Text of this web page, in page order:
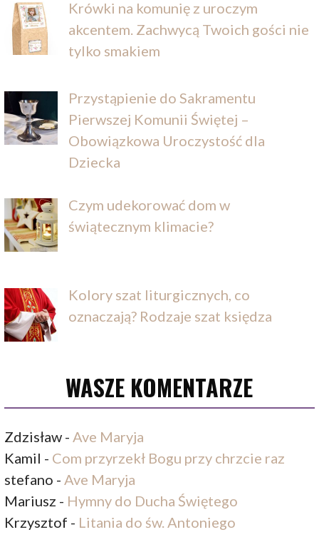
Krówki na komunię z uroczym
akcentem. Zachwycą Twoich gości nie
tylko smakiem
Przystąpienie do Sakramentu
Pierwszej Komunii Świętej –
Obowiązkowa Uroczystość dla
Dziecka
Czym udekorować dom w
świątecznym klimacie?
Kolory szat liturgicznych, co
oznaczają? Rodzaje szat księdza
WASZE KOMENTARZE
Zdzisław - Ave Maryja
Kamil - Com przyrzekł Bogu przy chrzcie raz
stefano - Ave Maryja
Mariusz - Hymny do Ducha Świętego
Krzysztof - Litania do św. Antoniego